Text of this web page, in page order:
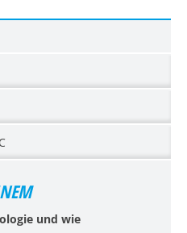
und wie